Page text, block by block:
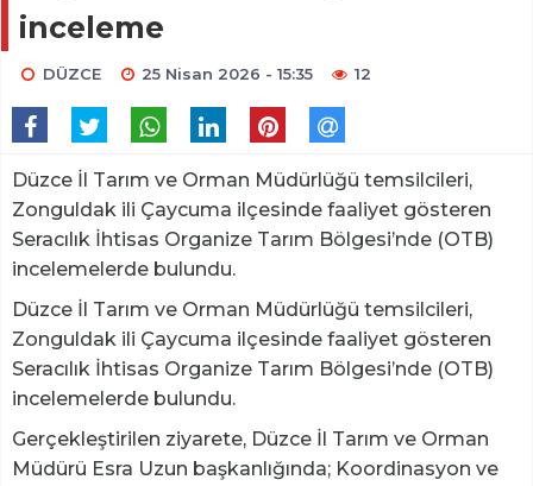
inceleme
DÜZCE 25 Nisan 2026 - 15:35 12
Düzce İl Tarım ve Orman Müdürlüğü temsilcileri,
Zonguldak ili Çaycuma ilçesinde faaliyet gösteren
Seracılık İhtisas Organize Tarım Bölgesi’nde (OTB)
incelemelerde bulundu.
Düzce İl Tarım ve Orman Müdürlüğü temsilcileri,
Zonguldak ili Çaycuma ilçesinde faaliyet gösteren
Seracılık İhtisas Organize Tarım Bölgesi’nde (OTB)
incelemelerde bulundu.
Gerçekleştirilen ziyarete, Düzce İl Tarım ve Orman
Müdürü Esra Uzun başkanlığında; Koordinasyon ve